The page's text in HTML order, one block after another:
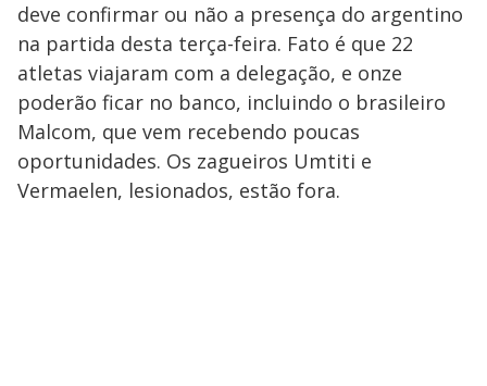
deve confirmar ou não a presença do argentino
na partida desta terça-feira. Fato é que 22
atletas viajaram com a delegação, e onze
poderão ficar no banco, incluindo o brasileiro
Malcom, que vem recebendo poucas
oportunidades. Os zagueiros Umtiti e
Vermaelen, lesionados, estão fora.